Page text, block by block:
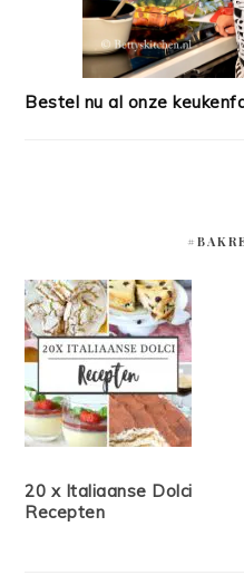
Bestel nu al onze
20 x Italiaanse Dolci
Recepten